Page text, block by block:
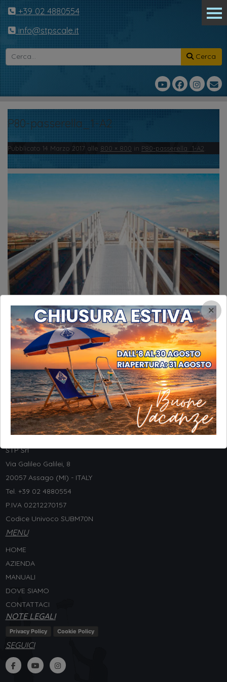
+39 02 4880554
info@stpscale.it
Cerca
P80-passerella_1-A2
Pubblicato 14 Marzo 2017 alle 800 × 800 in P80-passerella_1-A2
INFORMAZIONI
STP Srl
Via Galileo Galilei, 8
20057 Assago (MI) - ITALY
Tel. +39 02 4880554
P.IVA 02212270157
Codice Univoco SUBM70N
MENU
HOME
AZIENDA
MANUALI
DOVE SIAMO
CONTATTACI
NOTE LEGALI
Privacy Policy Cookie Policy
SEGUICI
×